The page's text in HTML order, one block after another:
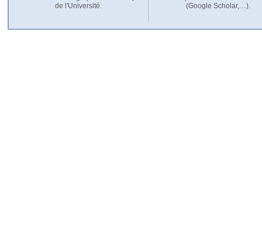
de l'Université.
(Google Scholar,…).